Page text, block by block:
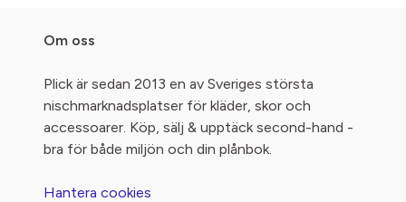
Om oss
Plick är sedan 2013 en av Sveriges största
nischmarknadsplatser för kläder, skor och
accessoarer. Köp, sälj & upptäck second-hand -
bra för både miljön och din plånbok.
Hantera cookies